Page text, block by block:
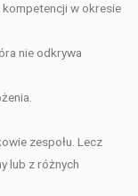
w okresie
nie odkrywa
zespołu. Lecz
lub z różnych